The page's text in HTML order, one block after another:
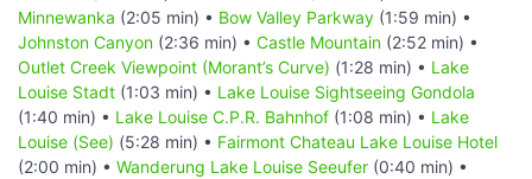
Minnewanka (2:05 min) • Bow Valley Parkway (1:59 min) •
Johnston Canyon (2:36 min) • Castle Mountain (2:52 min) •
Outlet Creek Viewpoint (Morant’s Curve) (1:28 min) • Lake
Louise Stadt (1:03 min) • Lake Louise Sightseeing Gondola
(1:40 min) • Lake Louise C.P.R. Bahnhof (1:08 min) • Lake
Louise (See) (5:28 min) • Fairmont Chateau Lake Louise Hotel
(2:00 min) • Wanderung Lake Louise Seeufer (0:40 min) •